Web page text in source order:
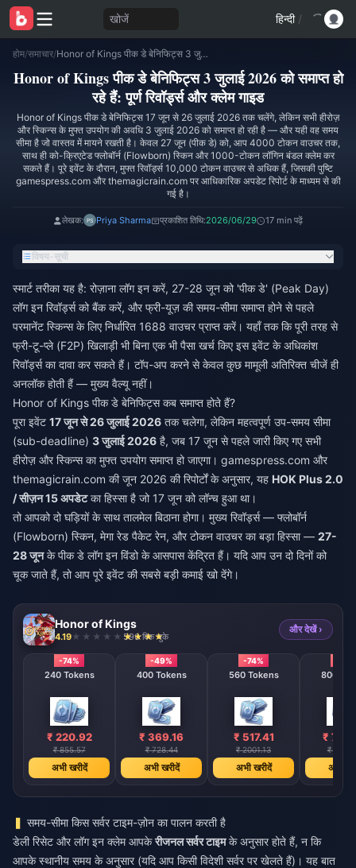
खोजें हिन्दी /
होम/समाचार/ Honor of Kings पीक डे बेनिफिट्स 3 जुलाई 2026 को समाप्त हो रहे हैं: पूर्ण रिवॉर्ड्स और क्लेम गाइड
Honor of Kings पीक डे बेनिफिट्स 3 जुलाई 2026 को समाप्त हो
रहे हैं: पूर्ण रिवॉर्ड्स और क्लेम गाइड
Honor of Kings पीक डे बेनिफिट्स 17 जून से 26 जुलाई 2026 तक चलेंगे, लेकिन सभी हीरोज़
और स्किन्स के मुफ्त उपयोग की अवधि 3 जुलाई 2026 को समाप्त हो रही है — और यही वह समय
सीमा है जो वास्तव में मायने रखती है। केवल 27 जून (पीक डे) को, आप 4000 टोकन वाउचर तक,
साथ ही को-क्रिएटेड फ्लोबॉर्न (Flowborn) स्किन और 1000-टोकन लॉगिन बंडल क्लेम कर
सकते हैं। पूरे इवेंट के दौरान, मुफ्त रिवॉर्ड्स 10,000 टोकन वाउचर से अधिक हैं, जिसकी पुष्टि
gamespress.com और themagicrain.com पर आधिकारिक अपडेट रिपोर्ट के माध्यम से की
गई है।
लेखक: Priya Sharma प्रकाशित तिथि:2026/06/29 17 min पढ़ें
विषय-सूची
स्मार्ट तरीका यह है: रोज़ाना लॉग इन करें, 27-28 जून को 'पीक डे' (Peak Day)
लॉग इन रिवॉर्ड्स को बैंक करें, और फ्री-यूज़ की समय-सीमा समाप्त होने से पहले
परमानेंट स्किन्स के लिए निर्धारित 1688 वाउचर प्राप्त करें। यहाँ तक कि पूरी तरह से
फ्री-टू-प्ले (F2P) खिलाड़ी भी बिना एक भी पैसा खर्च किए इस इवेंट के अधिकांश
रिवॉर्ड्स का दावा कर सकते हैं। टॉप-अप करने से केवल कुछ मामूली अतिरिक्त चीजें ही
अनलॉक होती हैं — मुख्य वैल्यू नहीं।
Honor of Kings पीक डे बेनिफिट्स कब समाप्त होते हैं?
पूरा इवेंट 17 जून से 26 जुलाई 2026 तक चलेगा, लेकिन महत्वपूर्ण उप-समय सीमा
(sub-deadline) 3 जुलाई 2026 है, जब 17 जून से पहले जारी किए गए सभी
हीरोज़ और स्किन्स का मुफ्त उपयोग समाप्त हो जाएगा। gamespress.com और
themagicrain.com की जून 2026 की रिपोर्टों के अनुसार, यह HOK Plus 2.0
/ सीज़न 15 अपडेटका हिस्सा है जो 17 जून को लॉन्च हुआ था।
तो आपको दो घड़ियों के साथ तालमेल बिठाना होगा। मुख्य रिवॉर्ड्स — फ्लोबॉर्न
(Flowborn) स्किन, मेगा रेड पैकेट रेन, और टोकन वाउचर का बड़ा हिस्सा — 27-
28 जूनके पीक डे लॉग इन विंडो के आसपास केंद्रित हैं। यदि आप उन दो दिनों को
चूक जाते हैं, तो आप पूरे इवेंट की सबसे बड़ी कमाई खो देंगे।
Honor of Kings
4.19 596 बिक चुके
और देखें ›
-74%
240 Tokens
₹ 220.92
₹ 855.57
अभी खरीदें
-49%
400 Tokens
₹ 369.16
₹ 728.44
अभी खरीदें
-74%
560 Tokens
₹ 517.41
₹ 2001.13
अभी खरीदें
₹
₹
अभी
समय-सीमा किस सर्वर टाइम-ज़ोन का पालन करती है
डेली रिसेट और लॉग इन क्लेम आपकेरीजनल सर्वर टाइमके अनुसार होते हैं, न कि
आपके स्थानीय समय के अनुसार (यदि आप किसी विदेशी सर्वर पर खेलते हैं)। यह बात